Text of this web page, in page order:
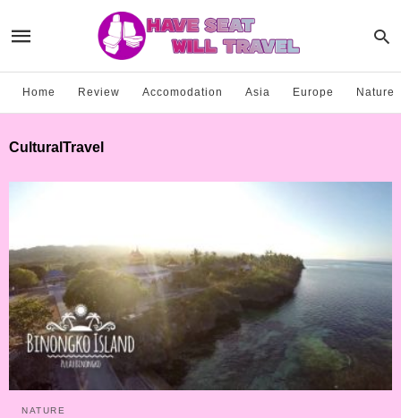
Home Review Accomodation Asia Europe Nature
CulturalTravel
NATURE